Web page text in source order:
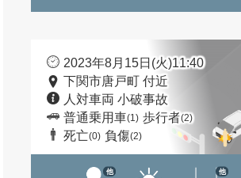
2023年8月15日(火)11:40
下関市唐戸町 付近
人対車両 小破事故
普通乗用車(1) 歩行者(2)
死亡(0) 負傷(2)
他 他